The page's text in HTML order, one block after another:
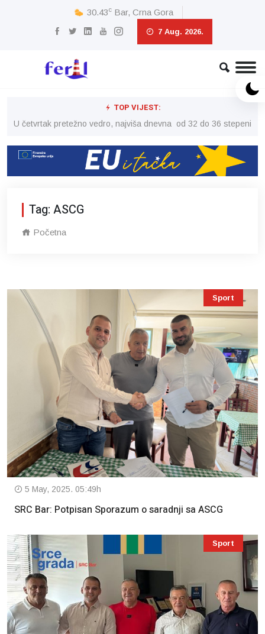
30.43c Bar, Crna Gora
7 Aug. 2026.
TOP VIJEST:
U četvrtak pretežno vedro, najviša dnevna od 32 do 36 stepeni
Tag: ASCG
Početna
Sport
5 May, 2025. 05:49h
SRC Bar: Potpisan Sporazum o saradnji sa ASCG
Sport